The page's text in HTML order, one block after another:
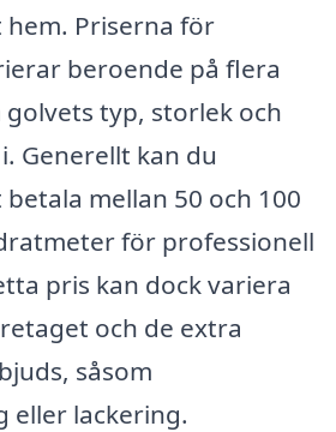
Priserna för
beroende på flera
typ, storlek och
Generellt kan du
mellan 50 och 100
för professionell
pris kan dock variera
och de extra
såsom
eller lackering.